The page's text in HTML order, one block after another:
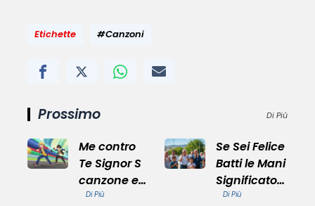
Etichette #Canzoni
Prossimo Di Più
Me contro
Te Signor S
canzone e
Successi
Di Più
Se Sei Felice
Batti le Mani
Significato
Profondo
Di Più